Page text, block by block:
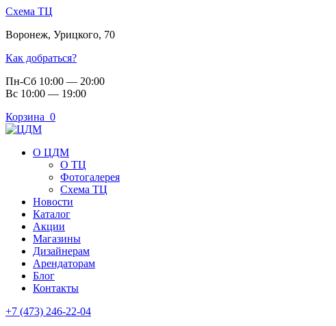
Схема ТЦ
Воронеж, Урицкого, 70
Как добраться?
Пн-Сб 10:00 — 20:00
Вс 10:00 — 19:00
Корзина 0
О ЦДМ
О ТЦ
Фотогалерея
Схема ТЦ
Новости
Каталог
Акции
Магазины
Дизайнерам
Арендаторам
Блог
Контакты
+7 (473) 246-22-04